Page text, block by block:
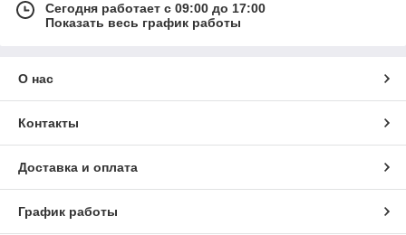
Сегодня работает с 09:00 до 17:00
Показать весь график работы
О нас
Контакты
Доставка и оплата
График работы